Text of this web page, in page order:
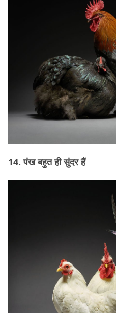
14. पंख बहुत ही सुंदर हैं